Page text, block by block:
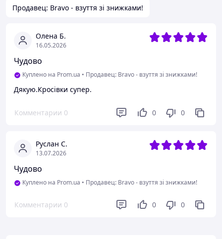
Продавец: Bravo - взуття зі знижками!
Олена Б.
16.05.2026
Чудово
Куплено на Prom.ua • Продавец: Bravo - взуття зі знижками!
Дякую.Кросівки супер.
Комментарии 0 0 0
Руслан С.
13.07.2026
Чудово
Куплено на Prom.ua • Продавец: Bravo - взуття зі знижками!
Комментарии 0 0 0